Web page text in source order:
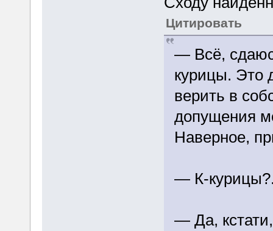
Цитировать
— Всё,
курицы. Это
верить в
допущения
Наверное,
— К-
— Да,